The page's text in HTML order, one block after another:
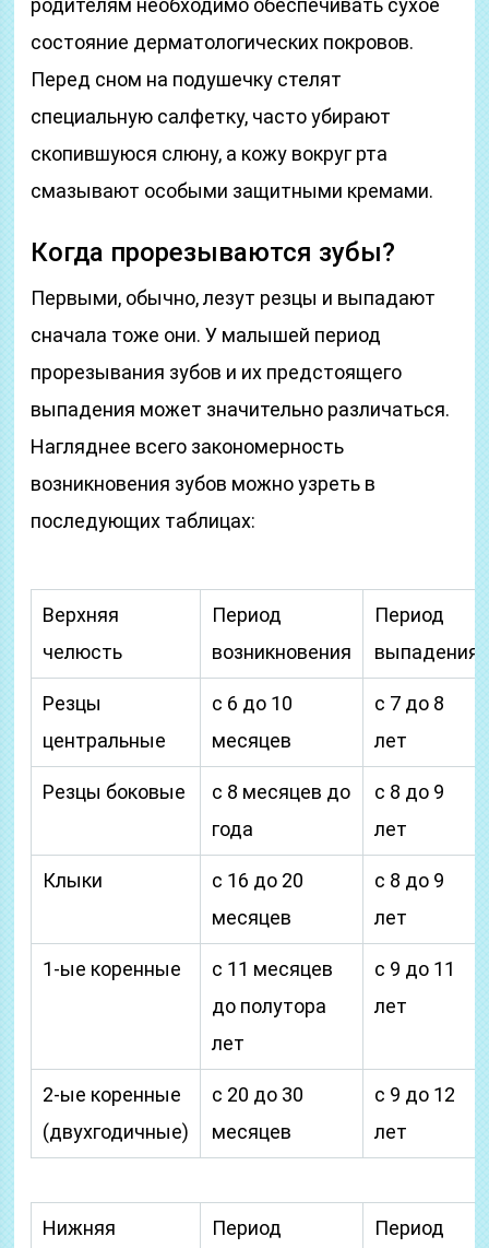
родителям необходимо обеспечивать сухое
состояние дерматологических покровов.
Перед сном на подушечку стелят
специальную салфетку, часто убирают
скопившуюся слюну, а кожу вокруг рта
смазывают особыми защитными кремами.
Когда прорезываются зубы?
Первыми, обычно, лезут резцы и выпадают
сначала тоже они. У малышей период
прорезывания зубов и их предстоящего
выпадения может значительно различаться.
Нагляднее всего закономерность
возникновения зубов можно узреть в
последующих таблицах:
Верхняя
челюсть
Период
возникновения
Период
выпадения
Резцы
центральные
с 6 до 10
месяцев
с 7 до 8
лет
Резцы боковые
с 8 месяцев до
года
с 8 до 9
лет
Клыки
с 16 до 20
месяцев
с 8 до 9
лет
1-ые коренные
с 11 месяцев
до полутора
лет
с 9 до 11
лет
2-ые коренные
(двухгодичные)
с 20 до 30
месяцев
с 9 до 12
лет
Нижняя Период Период